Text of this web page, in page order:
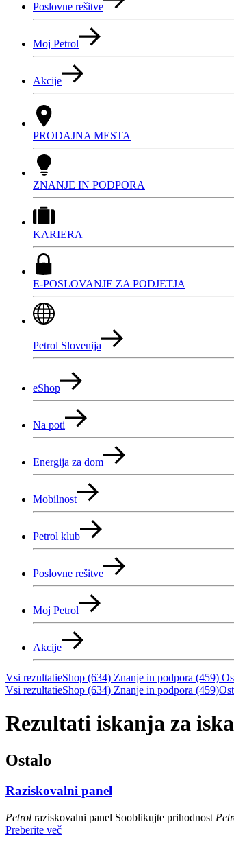
Poslovne rešitve
Moj Petrol
Akcije
PRODAJNA MESTA
ZNANJE IN PODPORA
KARIERA
E-POSLOVANJE ZA PODJETJA
Petrol Slovenija
eShop
Na poti
Energija za dom
Mobilnost
Petrol klub
Poslovne rešitve
Moj Petrol
Akcije
Vsi rezultatieShop (634) Znanje in podpora (459)
Vsi rezultatieShop (634) Znanje in podpora (459)
Rezultati iskanja za
Ostalo
Raziskovalni panel
Petrol raziskovalni panel Sooblikujte prihodnost
Preberite več